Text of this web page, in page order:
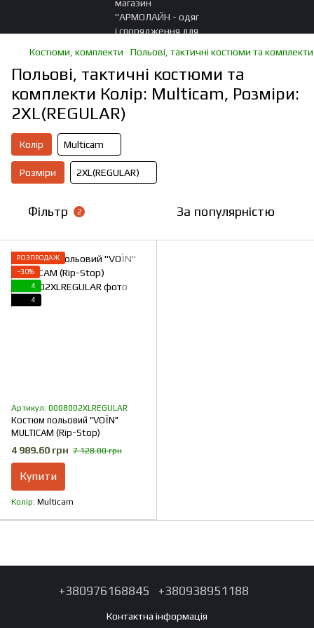
Костюми, комплекти Польові, тактичні костюми та комплекти
Польові, тактичні костюми та
комплекти Колір: Multicam, Розміри:
2XL(REGULAR)
Колір Multicam
Розміри 2XL(REGULAR)
Фільтр 2 За популярністю
РОЗПРОДАЖ
−30%
4
4
Артикул: 0008002XLREGULAR
Костюм польовий "VOЇN"
MULTICAM (Rip-Stop)
4 989.60 грн 7 128.00 грн
Купити
Колір Multicam
+380976168845 +380938951188
Контактна інформація